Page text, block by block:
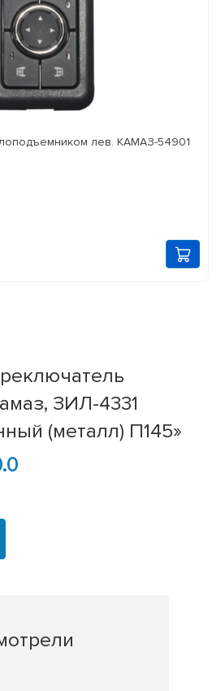
лев. КАМАЗ-54901
ЗИЛ-4331
(металл) П145»